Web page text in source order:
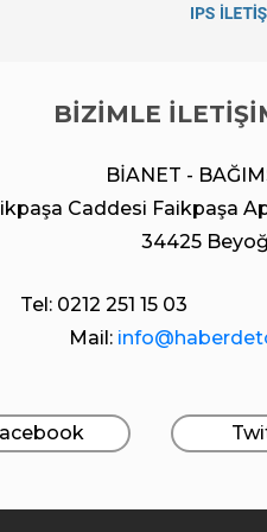
BİZİMLE
BİANET -
Caddesi Faikpaşa
34425
Tel: 0212 251 15 03
Mail: